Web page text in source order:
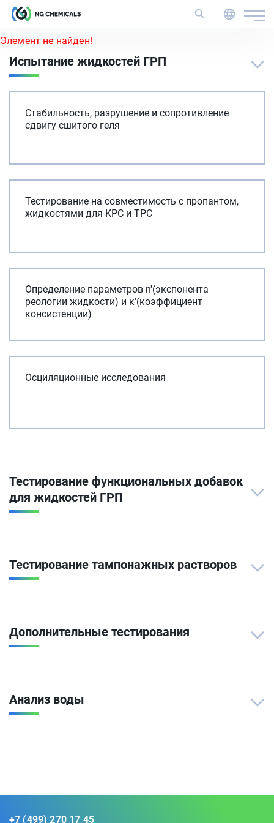
Элемент не найден!
Испытание жидкостей ГРП
Стабильность, разрушение и сопротивление
сдвигу сшитого геля
Тестирование на совместимость с пропантом,
жидкостями для КРС и ТРС
Определение параметров n'(экспонента
реологии жидкости) и к'(коэффициент
консистенции)
Осциляционные исследования
Тестирование функциональных добавок
для жидкостей ГРП
Тестирование тампонажных растворов
Дополнительные тестирования
Анализ воды
+7 (499) 270 17 45